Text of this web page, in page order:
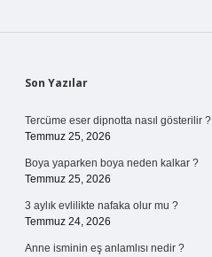
Sidebar
Son Yazılar
Tercüme eser dipnotta nasıl gösterilir ?
Temmuz 25, 2026
Boya yaparken boya neden kalkar ?
Temmuz 25, 2026
3 aylık evlilikte nafaka olur mu ?
Temmuz 24, 2026
Anne isminin eş anlamlısı nedir ?